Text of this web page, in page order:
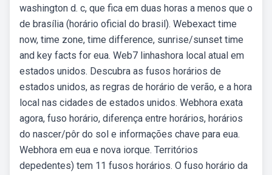
washington d. c, que fica em duas horas a menos que o
de brasília (horário oficial do brasil). Webexact time
now, time zone, time difference, sunrise/sunset time
and key facts for eua. Web7 linhashora local atual em
estados unidos. Descubra as fusos horários de
estados unidos, as regras de horário de verão, e a hora
local nas cidades de estados unidos. Webhora exata
agora, fuso horário, diferença entre horários, horários
do nascer/pôr do sol e informações chave para eua.
Webhora em eua e nova iorque. Territórios
depedentes) tem 11 fusos horários. O fuso horário da